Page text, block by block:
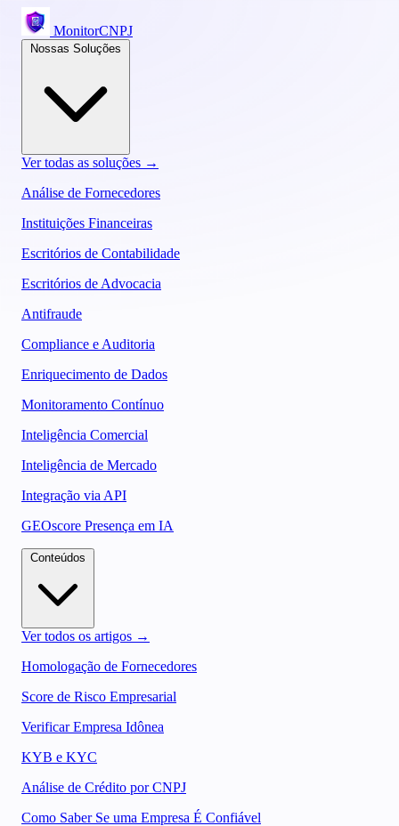
MonitorCNPJ
Ver todas as soluções →
Análise de Fornecedores
Instituições Financeiras
Escritórios de Contabilidade
Escritórios de Advocacia
Antifraude
Compliance e Auditoria
Enriquecimento de Dados
Monitoramento Contínuo
Inteligência Comercial
Inteligência de Mercado
Integração via API
GEOscore Presença em IA
Ver todos os artigos →
Homologação de Fornecedores
Score de Risco Empresarial
Verificar Empresa Idônea
KYB e KYC
Análise de Crédito por CNPJ
Como Saber Se uma Empresa É Confiável